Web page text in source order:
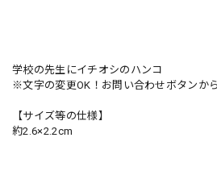
学校の先生にイチオシのハンコ
※文字の変更OK！お問い合わせボタンか
【サイズ等の仕様】
約2.6×2.2cm